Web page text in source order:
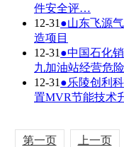
件安全评…
12-31 ●山东飞源
造项目
12-31 ●中国石化
九加油站经营危
12-31 ●乐陵创利
置MVR节能技术
第一页 上一页